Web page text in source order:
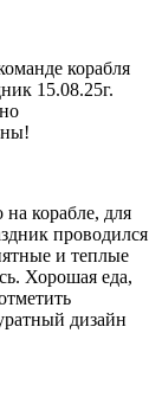
корабля
15.08.25г.
корабле, для
проводился
и теплые
Хорошая еда,
дизайн